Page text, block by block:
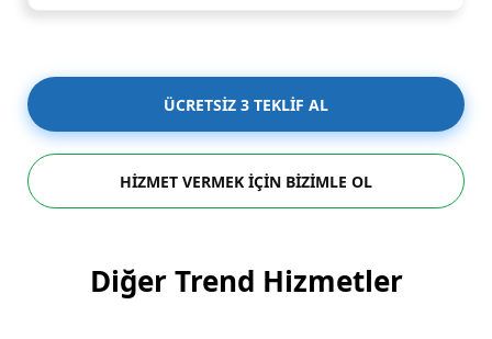
ÜCRETSİZ 3 TEKLİF AL
HİZMET VERMEK İÇİN BİZİMLE OL
Diğer Trend Hizmetler